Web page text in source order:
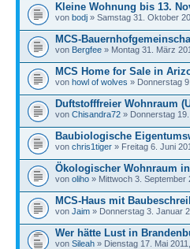
Kleine Wohnung bis 13.
von bodj » Samstag 31. Oktober
MCS-
von Bergfee » Montag 31. März
MCS Home for Sale in
von howl of wolves » Donnerstag
Duftstofffreier Wohnraum
von Chisandra72 » Donnerstag
Baubiologische
von chris1tiger » Freitag 6. Juni
Ökologischer Wohnraum
von oliho » Mittwoch 3. September
MCS-Haus mit
von Jaim » Donnerstag 3. Januar
Wer hätte Lust in
von Sileah » Dienstag 17. Mai